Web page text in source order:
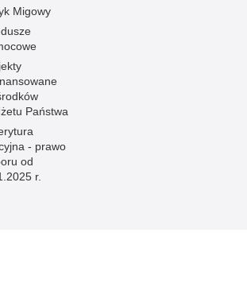
Migowy
Państwa
- prawo
od
r.